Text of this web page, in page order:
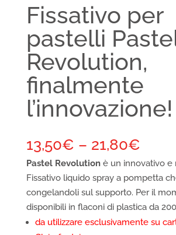
Fissativo per
pastelli
Revolution,
finalmente
l’innovazione!
13,50€ – 21,80€
Pastel Revolutionè un innovativo e
Fissativo liquido spray a pompetta
congelandoli sul supporto. Per il
disponibili in flaconi di plastica da
da utilizzare esclusivamente su